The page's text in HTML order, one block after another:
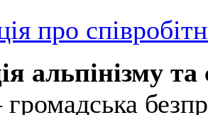
про
альпінізму та
громадська